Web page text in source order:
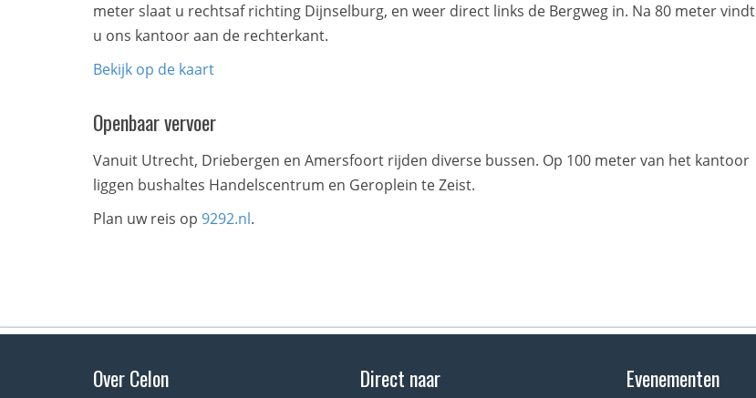
meter slaat u rechtsaf richting Dijnselburg, en weer direct links de Bergweg in. Na 80 meter vindt
u ons kantoor aan de rechterkant.
Bekijk op de kaart
Openbaar vervoer
Vanuit Utrecht, Driebergen en Amersfoort rijden diverse bussen. Op 100 meter van het kantoor
liggen bushaltes Handelscentrum en Geroplein te Zeist.
Plan uw reis op 9292.nl.
Over Celon Direct naar Evenementen